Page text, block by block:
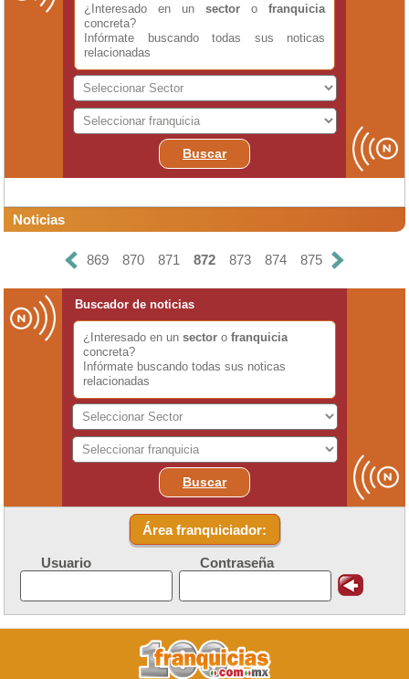
¿Interesado en un sector o franquicia
concreta?
Infórmate buscando todas sus noticas
relacionadas
Buscar
Noticias
869 870 871 872 873 874 875
Buscador de noticias
¿Interesado en un sector o franquicia
concreta?
Infórmate buscando todas sus noticas
relacionadas
Buscar
Área franquiciador:
Usuario Contraseña